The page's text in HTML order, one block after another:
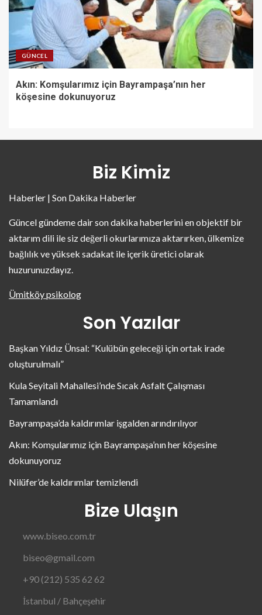
GÜNCEL
Akın: Komşularımız için Bayrampaşa’nın her
köşesine dokunuyoruz
Biz Kimiz
Haberler | Son Dakika Haberler
Güncel gündeme dair son dakika haberlerini en objektif bir
aktarım dili ile siz değerli okurlarımıza aktarırken, ülkemize
bağlılık ve yüksek sadakat ile içerik üretici olarak
huzurunuzdayız.
Ümitköy psikolog
Son Yazılar
Başkan Yıldız Ünsal: “Kulübün geleceği için ortak irade
oluşturulmalı”
Kula Seyitali Mahallesi’nde Sıcak Asfalt Çalışması
Tamamlandı
Bayrampaşa’da kaldırımlar işgalden arındırılıyor
Akın: Komşularımız için Bayrampaşa’nın her köşesine
dokunuyoruz
Nilüfer’de kaldırımlar temizlendi
Bize Ulaşın
www.biseo.com.tr
biseo@gmail.com
+90 (212) 535 62 62
İstanbul / Bahçeşehir